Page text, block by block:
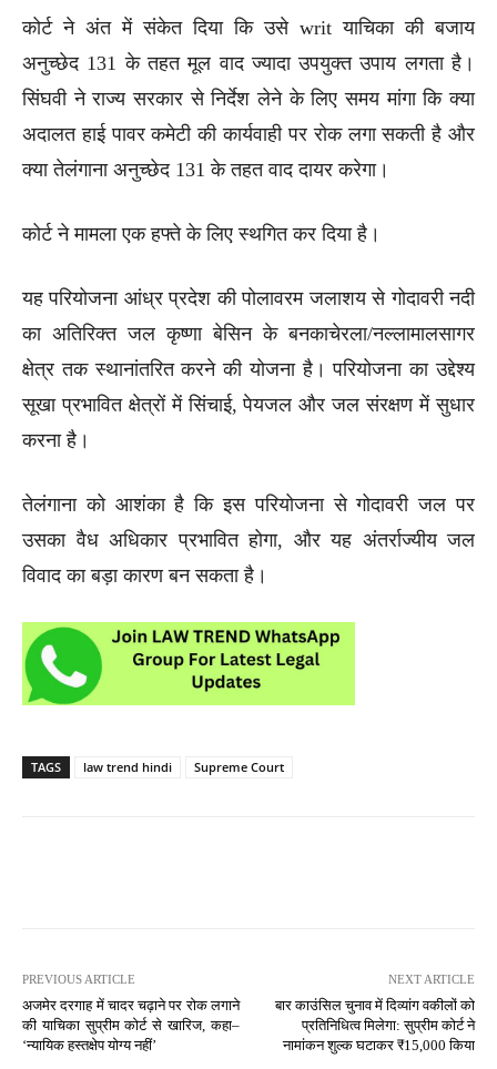
कोर्ट ने अंत में संकेत दिया कि उसे writ याचिका की बजाय
अनुच्छेद 131 के तहत मूल वाद ज्यादा उपयुक्त उपाय लगता है।
सिंघवी ने राज्य सरकार से निर्देश लेने के लिए समय मांगा कि क्या
अदालत हाई पावर कमेटी की कार्यवाही पर रोक लगा सकती है और
क्या तेलंगाना अनुच्छेद 131 के तहत वाद दायर करेगा।
कोर्ट ने मामला एक हफ्ते के लिए स्थगित कर दिया है।
यह परियोजना आंध्र प्रदेश की पोलावरम जलाशय से गोदावरी नदी
का अतिरिक्त जल कृष्णा बेसिन के बनकाचेरला/नल्लामालसागर
क्षेत्र तक स्थानांतरित करने की योजना है। परियोजना का उद्देश्य
सूखा प्रभावित क्षेत्रों में सिंचाई, पेयजल और जल संरक्षण में सुधार
करना है।
तेलंगाना को आशंका है कि इस परियोजना से गोदावरी जल पर
उसका वैध अधिकार प्रभावित होगा, और यह अंतर्राज्यीय जल
विवाद का बड़ा कारण बन सकता है।
TAGS law trend hindi Supreme Court
PREVIOUS ARTICLE
अजमेर दरगाह में चादर चढ़ाने पर रोक लगाने
की याचिका सुप्रीम कोर्ट से खारिज, कहा–
‘न्यायिक हस्तक्षेप योग्य नहीं’
NEXT ARTICLE
बार काउंसिल चुनाव में दिव्यांग वकीलों को
प्रतिनिधित्व मिलेगा: सुप्रीम कोर्ट ने
नामांकन शुल्क घटाकर ₹15,000 किया